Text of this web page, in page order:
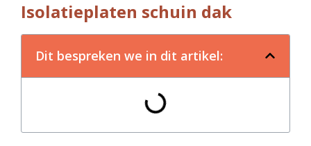
Isolatieplaten schuin dak
Dit bespreken we in dit artikel: